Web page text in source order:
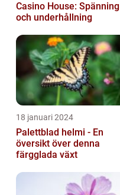
Casino House: Spänning
och underhållning
18 januari 2024
Palettblad helmi - En
översikt över denna
färgglada växt